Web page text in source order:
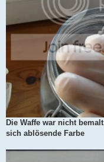
Die Waffe war nicht
sich ablösende Farbe